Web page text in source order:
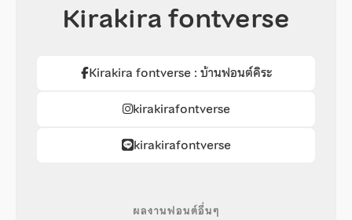
Kirakira fontverse
Kirakira fontverse : บ้านฟอนต์คิระ
kirakirafontverse
kirakirafontverse
ผลงานฟอนต์อื่นๆ